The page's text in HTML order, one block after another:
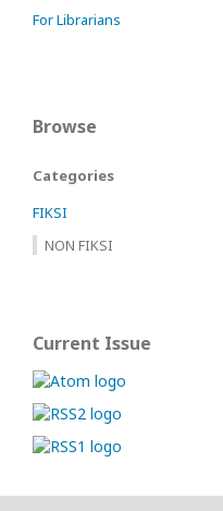
For Librarians
Browse
Categories
FIKSI
NON FIKSI
Current Issue